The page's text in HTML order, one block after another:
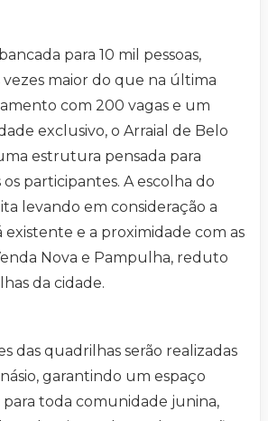
para 10 mil pessoas,
maior do que na última
com 200 vagas e um
exclusivo, o Arraial de Belo
estrutura pensada para
participantes. A escolha do
levando em consideração a
e a proximidade com as
Nova e Pampulha, reduto
da cidade.
das quadrilhas serão realizadas
garantindo um espaço
toda comunidade junina,